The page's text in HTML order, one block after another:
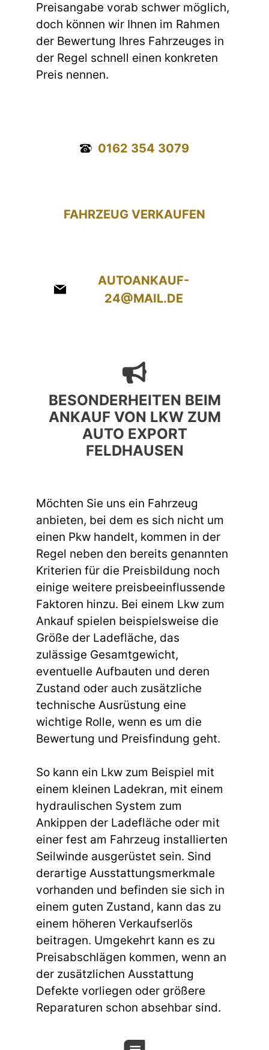
Preisangabe vorab schwer möglich,
doch können wir Ihnen im Rahmen
der Bewertung Ihres Fahrzeuges in
der Regel schnell einen konkreten
Preis nennen.
0162 354 3079
FAHRZEUG VERKAUFEN
AUTOANKAUF-
24@MAIL.DE
BESONDERHEITEN BEIM
ANKAUF VON LKW ZUM
AUTO EXPORT
FELDHAUSEN
Möchten Sie uns ein Fahrzeug
anbieten, bei dem es sich nicht um
einen Pkw handelt, kommen in der
Regel neben den bereits genannten
Kriterien für die Preisbildung noch
einige weitere preisbeeinflussende
Faktoren hinzu. Bei einem Lkw zum
Ankauf spielen beispielsweise die
Größe der Ladefläche, das
zulässige Gesamtgewicht,
eventuelle Aufbauten und deren
Zustand oder auch zusätzliche
technische Ausrüstung eine
wichtige Rolle, wenn es um die
Bewertung und Preisfindung geht.
So kann ein Lkw zum Beispiel mit
einem kleinen Ladekran, mit einem
hydraulischen System zum
Ankippen der Ladefläche oder mit
einer fest am Fahrzeug installierten
Seilwinde ausgerüstet sein. Sind
derartige Ausstattungsmerkmale
vorhanden und befinden sie sich in
einem guten Zustand, kann das zu
einem höheren Verkaufserlös
beitragen. Umgekehrt kann es zu
Preisabschlägen kommen, wenn an
der zusätzlichen Ausstattung
Defekte vorliegen oder größere
Reparaturen schon absehbar sind.